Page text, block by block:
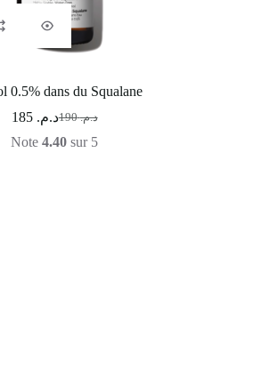
0.5% dans du Squalane
د.م.190 د.م. 185
Note4.40 sur 5